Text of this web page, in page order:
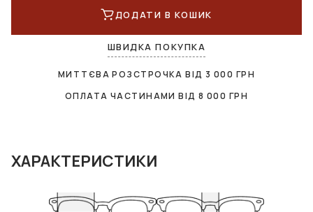
ДОДАТИ В КОШИК
ШВИДКА ПОКУПКА
МИТТЄВА РОЗСТРОЧКА ВІД 3 000 ГРН
ОПЛАТА ЧАСТИНАМИ ВІД8 000 ГРН
ХАРАКТЕРИСТИКИ